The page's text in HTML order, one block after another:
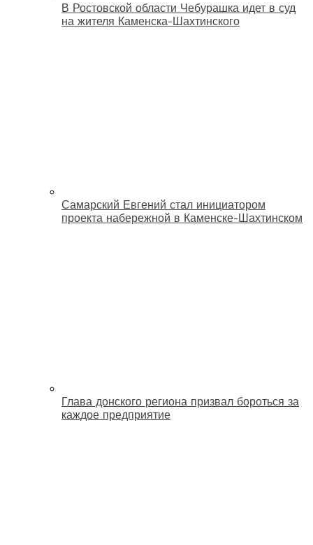
В Ростовской области Чебурашка идет в суд
на жителя Каменска-Шахтинского
Самарский Евгений стал инициатором
проекта набережной в Каменске-Шахтинском
Глава донского региона призвал бороться за
каждое предприятие